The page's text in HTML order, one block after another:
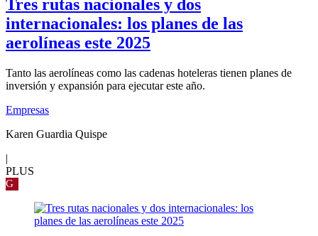
Tres rutas nacionales y dos
internacionales: los planes de las
aerolíneas este 2025
Tanto las aerolíneas como las cadenas hoteleras tienen planes de
inversión y expansión para ejecutar este año.
Empresas
Karen Guardia Quispe
|
PLUS
G